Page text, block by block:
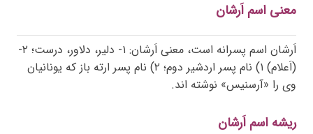
معنی اسم اَرشان
اَرشان اسم پسرانه است، معنی اَرشان: ۱- دلیر، دلاور، درست؛ ۲-
(اَعلام) ۱) نام پسر اردشیر دوم؛ ۲) نام پسر ارته باز که یونانیان
وی را «آرسنیس» نوشته اند.
ریشه اسم اَرشان